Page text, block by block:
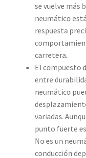
se vuelve más
neumático
respuesta
carretera.
El compuesto
entre
neumático
variadas.
punto fuerte
No es un
conducción